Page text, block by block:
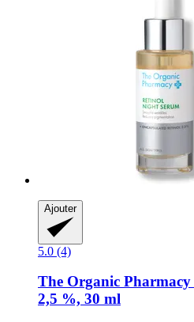
Ajouter
5.0 (4)
The Organic Pharmacy
2,5 %, 30 ml